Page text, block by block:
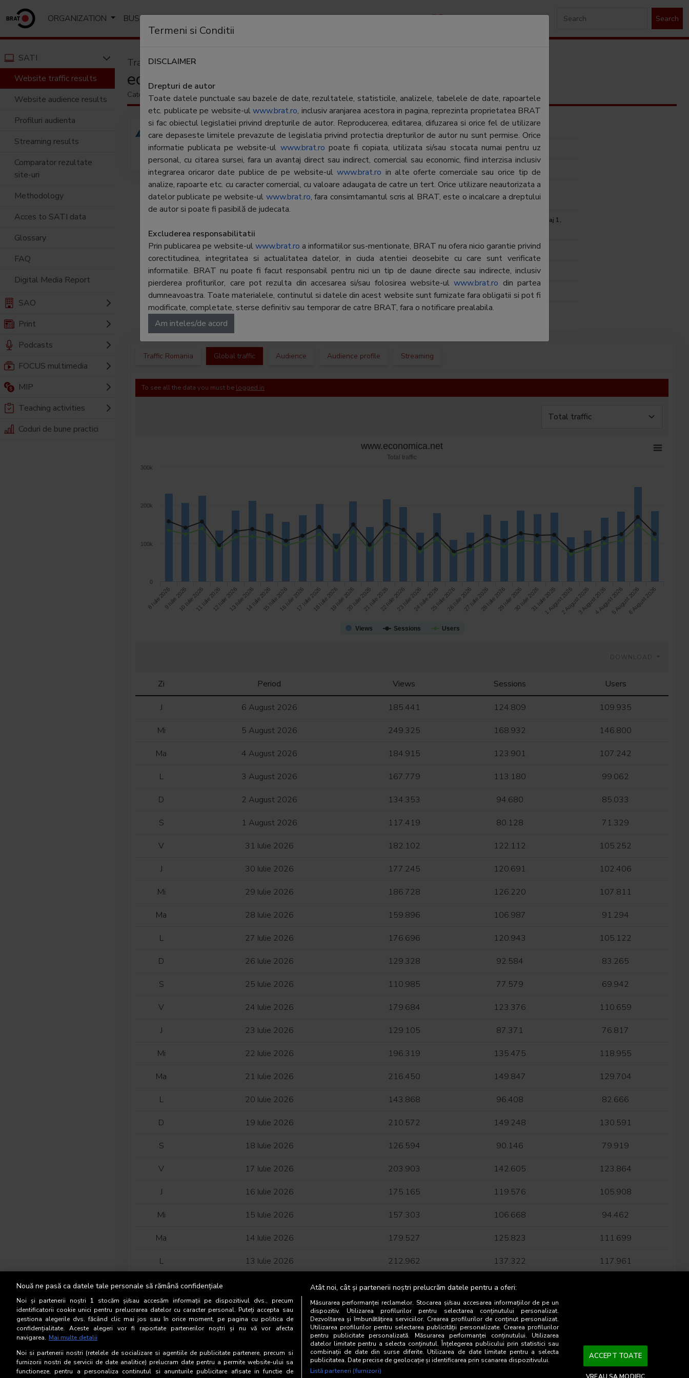
ORGANIZATION BUSINESS ANALYSIS AND REPORTS NEWSLETTERS CONTACT LOGIN Search
SATI
Website traffic results
Website audience results
Profiluri audienta
Streaming results
Comparator rezultate
site-uri
Methodology
Acces to SATI data
Glossary
FAQ
Digital Media Report
SAO
Print
Podcasts
FOCUS multimedia
MIP
Teaching activities
Coduri de bune practici
Traffic results
economica.net
Category:Economic & financiar
ECONOMICA.net este o publicatie
online de stiri, analize economice si
financiare sustinuta de Romania TV.
Editor: RTV Properties Management SRL
Contractor SATI: RTV Properties Management SRL
CEO: Catrinel Maria Gheorghe
BRAT
representative:
Mihai-Gabriel Oprea
Ploiesti, Strada Democratiei nr 28.A, etaj 1,
Phone: 031-860.51.09
E-mail: mihai.oprea@rtv.net
Regie publicitate: Thematic Digital SRL
Departament
-
Traffic Romania Global traffic Audience Audience profile Streaming
To see all the data you must be logged in
www.economica.net
Total traffic
Views Sessions Users
8 Iulie 20269 Iulie 202610 Iulie 202611 Iulie 202612 Iulie 202613 Iulie 202614 Iulie 202615 Iulie 202616 Iulie 202617 Iulie 202618 Iulie 202619 Iulie 202620 Iulie 202621 Iulie 202622 Iulie 202623 Iulie 202624 Iulie 202625 Iulie 202626 Iulie 202627 Iulie 202628 Iulie 202629 Iulie 202630 Iulie 202631 Iulie 20261 August 20262 August 20263 August 20264 August 20265 August 20266 August 2026
0
100k
200k
300k
DOWNLOAD
Zi Period Views Sessions Users
J 6 August 2026 185.441 124.809 109.935
Mi 5 August 2026 249.325 168.932 146.800
Ma 4 August 2026 184.915 123.901 107.242
L 3 August 2026 167.779 113.180 99.062
D 2 August 2026 134.353 94.680 85.033
S 1 August 2026 117.419 80.128 71.329
V 31 Iulie 2026 182.102 122.112 105.252
J 30 Iulie 2026 177.245 120.691 102.406
Mi 29 Iulie 2026 186.728 126.220 107.811
Ma 28 Iulie 2026 159.896 106.987 91.294
L 27 Iulie 2026 176.696 120.943 105.122
D 26 Iulie 2026 129.328 92.584 83.265
S 25 Iulie 2026 110.985 77.579 69.942
V 24 Iulie 2026 179.684 123.376 110.659
J 23 Iulie 2026 129.105 87.371 76.817
Mi 22 Iulie 2026 196.319 135.475 118.955
Ma 21 Iulie 2026 216.450 149.847 129.704
L 20 Iulie 2026 143.868 96.408 82.666
D 19 Iulie 2026 210.572 149.248 130.591
S 18 Iulie 2026 126.594 90.146 79.919
V 17 Iulie 2026 203.903 142.605 123.864
J 16 Iulie 2026 175.165 119.576 105.908
Mi 15 Iulie 2026 157.303 106.668 94.462
Ma 14 Iulie 2026 179.527 125.823 111.699
L 13 Iulie 2026 212.962 137.322 117.961
D 186.332 131.386
S 11 Iulie 2026 134.242 94.335
V 10 Iulie 2026 225.716 156.717
9 Iulie 2026 206.909 140.753 123.545
Termeni si Conditii
DISCLAIMER
Drepturi de autor
Toate datele punctuale sau bazele de date, rezultatele, statisticile, analizele, tabelele de date, rapoartele
etc. publicate pe website-ulwww.brat.ro, inclusiv aranjarea acestora in pagina, reprezinta proprietatea BRAT
si fac obiectul legislatiei privind drepturile de autor. Reproducerea, editarea, difuzarea si orice fel de utilizare
care depaseste limitele prevazute de legislatia privind protectia drepturilor de autor nu sunt permise. Orice
informatie publicata pe website-ul www.brat.ro poate fi copiata, utilizata si/sau stocata numai pentru uz
personal, cu citarea sursei, fara un avantaj direct sau indirect, comercial sau economic, fiind interzisa inclusiv
integrarea oricaror date publice de pe website-ulwww.brat.ro in alte oferte comerciale sau orice tip de
analize, rapoarte etc. cu caracter comercial, cu valoare adaugata de catre un tert. Orice utilizare neautorizata a
datelor publicate pe website-ul www.brat.ro, fara consimtamantul scris al BRAT, este o incalcare a dreptului
de autor si poate fi pasibilă de judecata.
Excluderea responsabilitatii
Prin publicarea pe website-ulwww.brat.ro a informatiilor sus-mentionate, BRAT nu ofera nicio garantie privind
corectitudinea, integritatea si actualitatea datelor, in ciuda atentiei deosebite cu care sunt verificate
informatiile. BRAT nu poate fi facut responsabil pentru nici un tip de daune directe sau indirecte, inclusiv
pierderea profiturilor, care pot rezulta din accesarea si/sau folosirea website-ulwww.brat.ro din partea
dumneavoastra. Toate materialele, continutul si datele din acest website sunt furnizate fara obligatii si pot fi
modificate, completate, sterse definitiv sau temporar de catre BRAT, fara o notificare prealabila.
Am inteles/de acord
Nouă ne pasă ca datele tale personale să rămână confidențiale
Noi și partenerii noștri 1 stocăm și/sau accesăm informații pe dispozitivul dvs., precum
identificatorii cookie unici pentru prelucrarea datelor cu caracter personal. Puteți accepta sau
gestiona alegerile dvs. făcând clic mai jos sau în orice moment, pe pagina cu politica de
confidențialitate. Aceste alegeri vor fi raportate partenerilor noștri și nu vă vor afecta
navigarea. Mai multe detalii
Noi si partenerii nostri (retelele de socializare si agentiile de publicitate partenere, precum si
furnizorii nostri de servicii de date analitice) prelucram date pentru a permite website-ului sa
functioneze, pentru a personaliza continutul si anunturile publicitare afisate in functie de
Atât noi, cât și partenerii noștri prelucrăm datele pentru a oferi:
Măsurarea performanței reclamelor. Stocarea și/sau accesarea informațiilor de pe un
dispozitiv. Utilizarea profilurilor pentru selectarea conținutului personalizat.
Dezvoltarea și îmbunătățirea serviciilor. Crearea profilurilor de conținut personalizat.
Utilizarea profilurilor pentru selectarea publicității personalizate. Crearea profilurilor
pentru publicitate personalizată. Măsurarea performanței conținutului. Utilizarea
datelor limitate pentru a selecta conținutul. Înțelegerea publicului prin statistici sau
combinații de date din surse diferite. Utilizarea de date limitate pentru a selecta
publicitatea. Date precise de geolocație și identificarea prin scanarea dispozitivului.
Listă parteneri (furnizori)
ACCEPT TOATE
VREAU SA MODIFIC